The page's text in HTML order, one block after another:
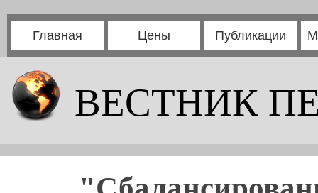
Главная Цены Публикации
ВЕСТНИК